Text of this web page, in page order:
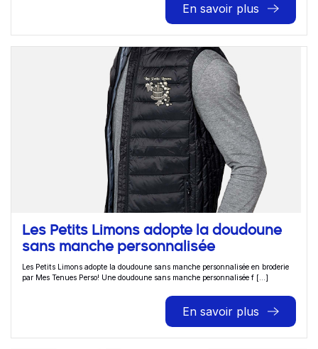
En savoir plus
Les Petits Limons adopte la doudoune
sans manche personnalisée
Les Petits Limons adopte la doudoune sans manche personnalisée en broderie
par Mes Tenues Perso! Une doudoune sans manche personnalisée f [...]
En savoir plus